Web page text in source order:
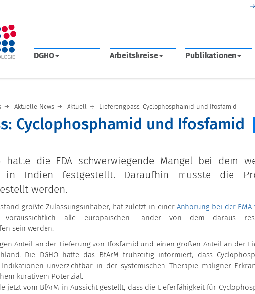
DGHO Arbeitskreise Publikationen
Aktuelle News Aktuell Lieferengpass: Cyclophosphamid und Ifosfamid
Cyclophosphamid und Ifosfamid
hatte die FDA schwerwiegende Mängel bei dem
in Indien festgestellt. Daraufhin musste die
werden.
größte Zulassungsinhaber, hat zuletzt in einerAnhörung bei der EMA
alle europäischen Länder von dem daraus
sein werden.
Anteil an der Lieferung von Ifosfamid und einen großen Anteil an der
Die DGHO hatte das BfArM frühzeitig informiert, dass
unverzichtbar in der systemischen Therapie maligner
kurativem Potenzial.
jetzt vom BfArM in Aussicht gestellt, dass die Lieferfähigkeit für